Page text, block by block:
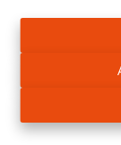
van
formaliteiten.
met beide
een mum van